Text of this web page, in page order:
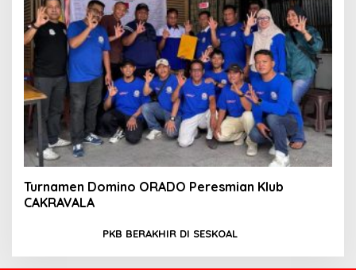
Turnamen Domino ORADO Peresmian Klub
CAKRAVALA
PKB BERAKHIR DI SESKOAL